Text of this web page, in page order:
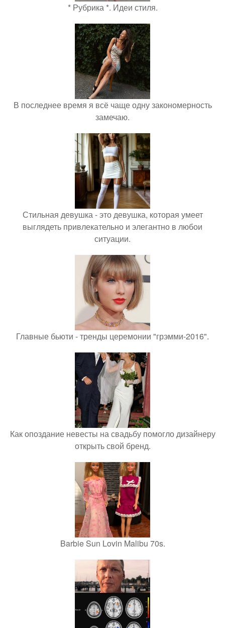
* Рубрика *. Идеи стиля.
В последнее время я всё чаще одну закономерность
замечаю.
Стильная девушка - это девушка, которая умеет
выглядеть привлекательно и элегантно в любои
ситуации.
Главные бьюти - тренды церемонии "грэмми-2016".
Как опоздание невесты на свадьбу помогло дизайнеру
открыть свой бренд.
Barbie Sun Lovin Malibu 70s.